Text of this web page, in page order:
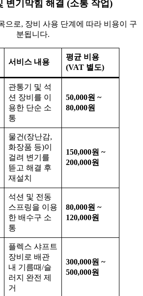
변기막힘 해결 (소통 작업)
으로, 장비 사용 단계에 따라 비용이 구
분됩니다.
서비스 내용
평균 비용
(VAT 별도)
관통기 및 석
션 장비를 이
용한 단순 소
통
50,000원 ~
80,000원
물건(장난감,
화장품 등)이
걸려 변기를
뜯고 해결 후
재설치
150,000원 ~
200,000원
석션 및 전동
스프링을 이용
한 배수구 소
통
80,000원 ~
120,000원
플렉스 샤프트
장비로 배관
내 기름때/슬
러지 완전 제
거
300,000원 ~
500,000원